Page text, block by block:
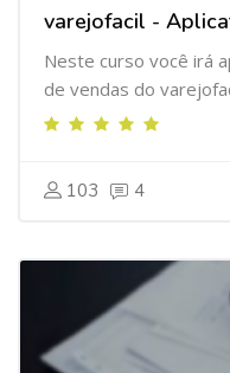
varejofacil -
Neste curso você irá
de vendas do
103 4